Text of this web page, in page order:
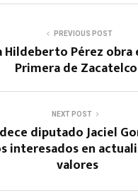
PREVIOUS POST
Hildeberto Pérez obra
Primera de Zacatelco
NEXT POST
diputado Jaciel
interesados en
valores